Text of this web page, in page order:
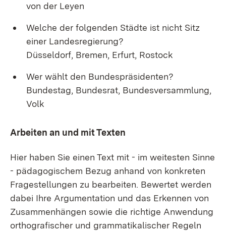
von der Leyen
Welche der folgenden Städte ist nicht Sitz
einer Landesregierung?
Düsseldorf, Bremen, Erfurt, Rostock
Wer wählt den Bundespräsidenten?
Bundestag, Bundesrat, Bundesversammlung,
Volk
Arbeiten an und mit Texten
Hier haben Sie einen Text mit - im weitesten Sinne
- pädagogischem Bezug anhand von konkreten
Fragestellungen zu bearbeiten. Bewertet werden
dabei Ihre Argumentation und das Erkennen von
Zusammenhängen sowie die richtige Anwendung
orthografischer und grammatikalischer Regeln